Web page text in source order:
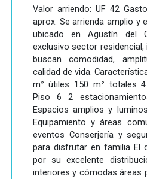
Valor arriendo: UF 42
aprox. Se arrienda amplio y
ubicado en Agustín del
exclusivo sector residencial,
buscan comodidad,
calidad de vida.
m² útiles 150 m² totales
Piso 6 2
Espacios amplios y
Equipamiento y áreas
eventos Conserjería y
para disfrutar en familia El
por su excelente
interiores y cómodas áreas